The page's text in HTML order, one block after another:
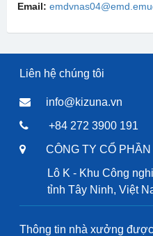
Email:
Liên hệ chúng tôi
info@kizuna.vn
+84 272 3900 191
CÔNG TY CỔ
Lô K - Khu Công
tỉnh Tây Ninh, Việt
Thông tin nhà xưởng